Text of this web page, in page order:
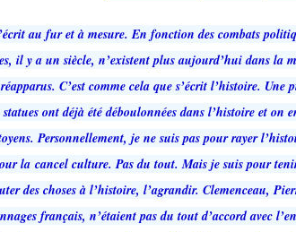
au fur et à mesure. En fonction des combats
il y a un siècle, n’existent plus aujourd’hui dans la
C’est comme cela que s’écrit l’histoire. Une
ont déjà été déboulonnées dans l’histoire et on
Personnellement, je ne suis pas pour rayer
la cancel culture. Pas du tout. Mais je suis pour
des choses à l’histoire, l’agrandir. Clemenceau,
français, n’étaient pas du tout d’accord avec